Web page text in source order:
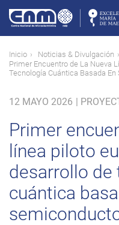
contenido
principal
Ruta
de
Inicio Noticias & Divulgación
Primer Encuentro de La Nueva
Tecnología Cuántica Basada
12 MAYO 2026 |
Primer
línea piloto
desarrollo de
cuántica